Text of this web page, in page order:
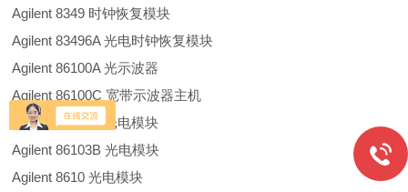
Agilent 8349 时钟恢复模块
Agilent 83496A 光电时钟恢复模块
Agilent 86100A 光示波器
Agilent 86100C 宽带示波器主机
Agilent 86103A 光电模块
Agilent 86103B 光电模块
Agilent 8610 光电模块